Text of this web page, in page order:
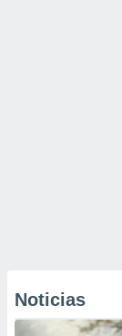
Noticias